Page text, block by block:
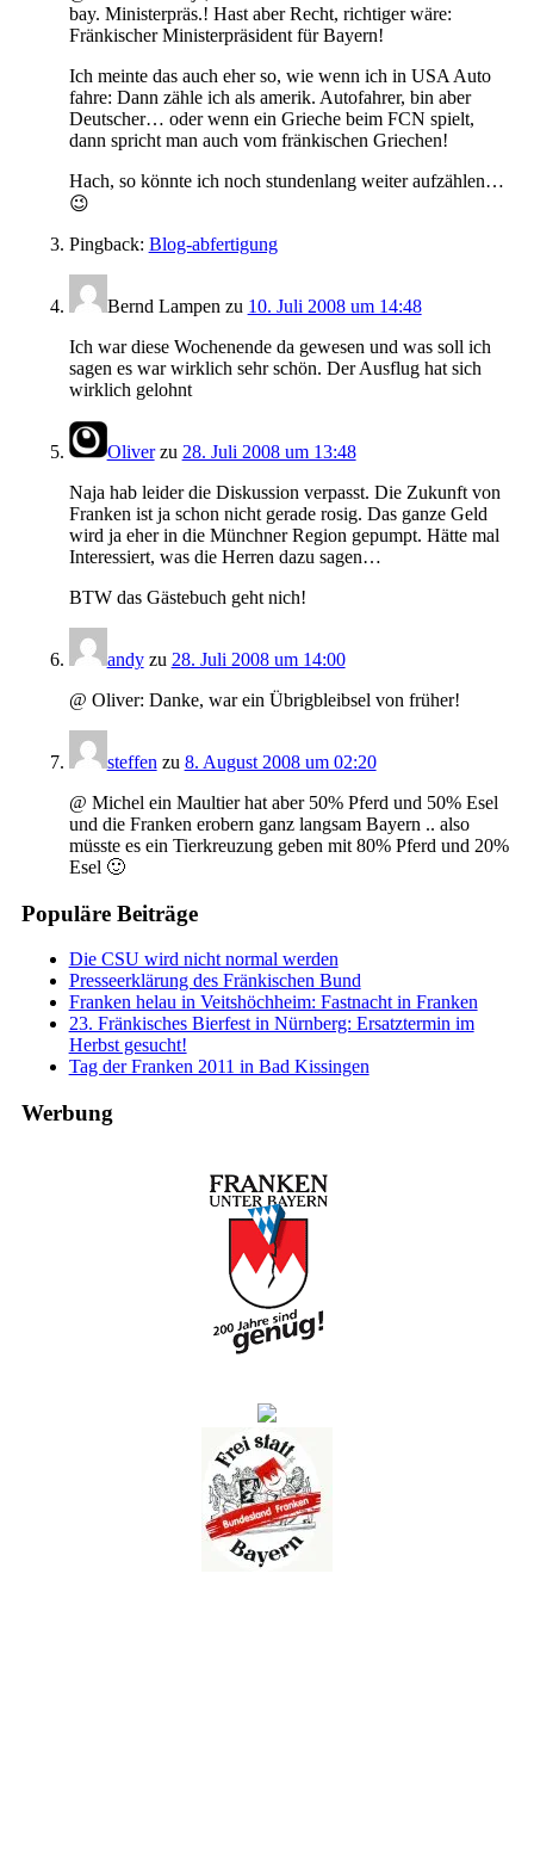
bay. Ministerpräs.! Hast aber Recht, richtiger wäre:
Fränkischer Ministerpräsident für Bayern!
Ich meinte das auch eher so, wie wenn ich in USA Auto
fahre: Dann zähle ich als amerik. Autofahrer, bin aber
Deutscher… oder wenn ein Grieche beim FCN spielt,
dann spricht man auch vom fränkischen Griechen!
Hach, so könnte ich noch stundenlang weiter aufzählen…
😉
Pingback: Blog-abfertigung
Bernd Lampen zu 10. Juli 2008 um 14:48
Ich war diese Wochenende da gewesen und was soll ich
sagen es war wirklich sehr schön. Der Ausflug hat sich
wirklich gelohnt
Oliverzu 28. Juli 2008 um 13:48
Naja hab leider die Diskussion verpasst. Die Zukunft von
Franken ist ja schon nicht gerade rosig. Das ganze Geld
wird ja eher in die Münchner Region gepumpt. Hätte mal
Interessiert, was die Herren dazu sagen…
BTW das Gästebuch geht nich!
andyzu 28. Juli 2008 um 14:00
@ Oliver: Danke, war ein Übrigbleibsel von früher!
steffen zu 8. August 2008 um 02:20
@ Michel ein Maultier hat aber 50% Pferd und 50% Esel
und die Franken erobern ganz langsam Bayern .. also
müsste es ein Tierkreuzung geben mit 80% Pferd und 20%
Esel 🙂
Populäre Beiträge
Die CSU wird nicht normal werden
Presseerklärung des Fränkischen Bund
Franken helau in Veitshöchheim: Fastnacht in Franken
23. Fränkisches Bierfest in Nürnberg: Ersatztermin im
Herbst gesucht!
Tag der Franken 2011 in Bad Kissingen
Werbung